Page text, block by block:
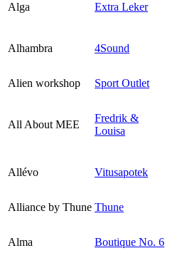
Alga Extra Leker
Alhambra 4Sound
Alien workshop
Sport Outlet
All About MEE
Fredrik &
Louisa
Allévo Vitusapotek
Alliance by Thune Thune
Alma Boutique No. 6